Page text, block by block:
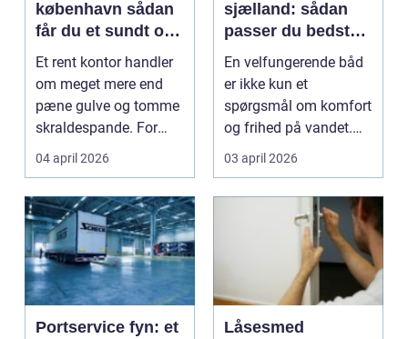
københavn sådan
får du et sundt og
effektivt
arbejdsmiljø
Et rent kontor handler
om meget mere end
pæne gulve og tomme
skraldespande. For
mange virksomheder
04 april 2026
sjælland: sådan
passer du bedst
på din båd
En velfungerende båd
er ikke kun et
spørgsmål om komfort
og frihed på vandet.
Det handler også om
03 april 2026
Portservice fyn: et
Låsesmed